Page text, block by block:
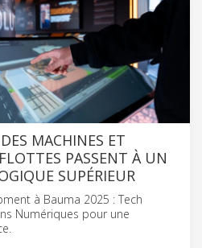
MACHINES ET
PASSENT À UN
SUPÉRIEUR
à Bauma 2025 : Tech
Numériques pour une